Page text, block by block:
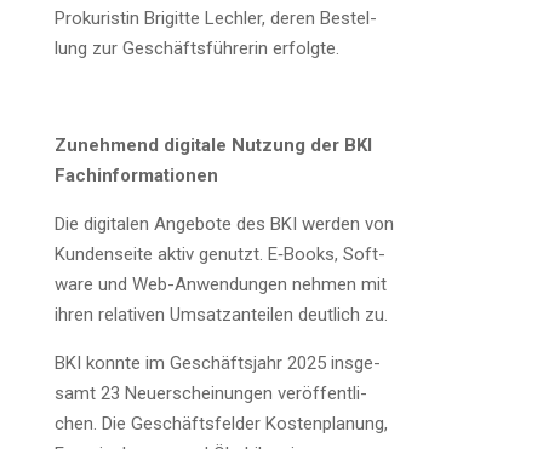
Pro­ku­ris­tin Bri­git­te Lech­ler, deren Bestel­
lung zur Geschäfts­füh­re­rin erfolgte.
Zuneh­mend digi­ta­le Nut­zung der BKI
Fachinformationen
Die digi­ta­len Ange­bo­te des BKI wer­den von
Kun­den­sei­te aktiv genutzt. E‑Books, Soft­
ware und Web-Anwen­dun­gen neh­men mit
ihren rela­ti­ven Umsatz­an­tei­len deut­lich zu.
BKI konn­te im Geschäfts­jahr 2025 ins­ge­
samt 23 Neu­erschei­nun­gen ver­öf­fent­li­
chen. Die Geschäfts­fel­der Kos­ten­pla­nung,